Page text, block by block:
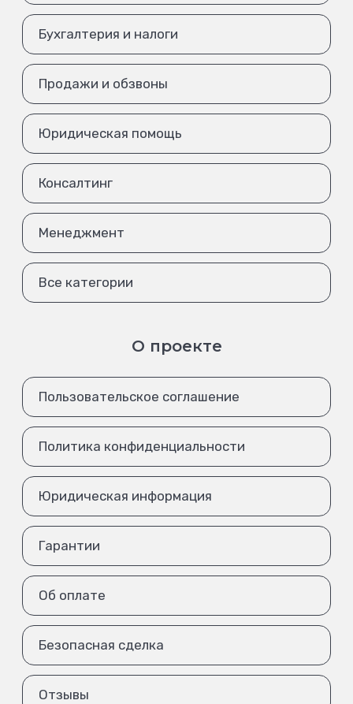
Бухгалтерия и налоги
Продажи и обзвоны
Юридическая помощь
Консалтинг
Менеджмент
Все категории
О проекте
Пользовательское соглашение
Политика конфиденциальности
Юридическая информация
Гарантии
Об оплате
Безопасная сделка
Отзывы